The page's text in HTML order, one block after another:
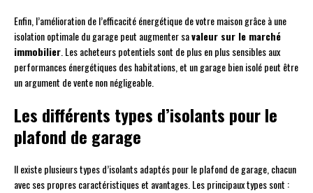
Enfin, l’amélioration de l’efficacité énergétique de votre maison grâce à une
isolation optimale du garage peut augmenter savaleur sur le marché
immobilier . Les acheteurs potentiels sont de plus en plus sensibles aux
performances énergétiques des habitations, et un garage bien isolé peut être
un argument de vente non négligeable.
Les différents types d’isolants pour le
plafond de garage
Il existe plusieurs types d’isolants adaptés pour le plafond de garage, chacun
avec ses propres caractéristiques et avantages. Les principaux types sont :